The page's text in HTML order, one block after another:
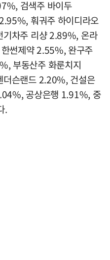
검색주 바이두
훠궈주 하이디라오
차주 리샹 2.89%, 온라
썬제약 2.55%, 완구주
부동산주 화룬치지
슨랜드 2.20%, 건설은
공상은행 1.91%, 중
.